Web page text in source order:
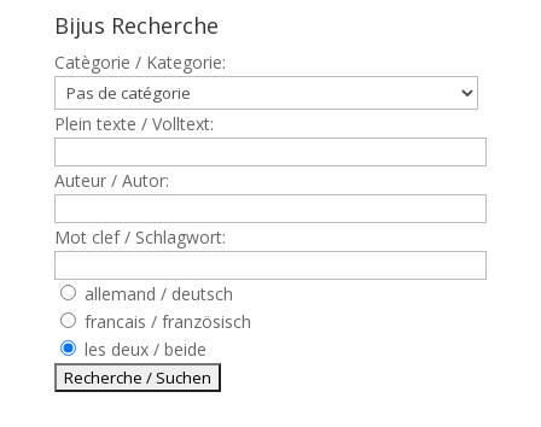
Bijus Recherche
Catègorie / Kategorie:
Plein texte / Volltext:
Auteur / Autor:
Mot clef / Schlagwort:
allemand / deutsch
francais / französisch
les deux / beide